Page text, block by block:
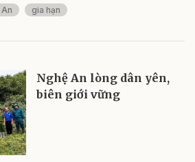
gia hạn
Nghệ An lòng dân yên,
biên giới vững